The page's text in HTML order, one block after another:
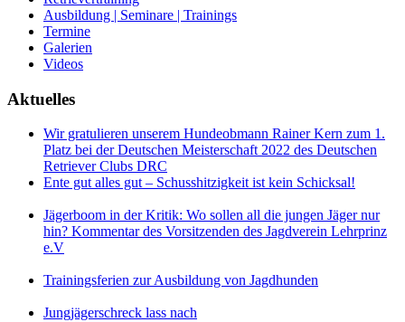
Ausbildung | Seminare | Trainings
Termine
Galerien
Videos
Aktuelles
Wir gratulieren unserem Hundeobmann Rainer Kern zum 1.
Platz bei der Deutschen Meisterschaft 2022 des Deutschen
Retriever Clubs DRC
Ente gut alles gut – Schusshitzigkeit ist kein Schicksal!
Jägerboom in der Kritik: Wo sollen all die jungen Jäger nur
hin? Kommentar des Vorsitzenden des Jagdverein Lehrprinz
e.V
Trainingsferien zur Ausbildung von Jagdhunden
Jungjägerschreck lass nach